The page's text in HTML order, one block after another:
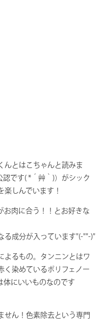
んとはこちゃんと読みま
認です( *´艸｀)）がシック
楽しんでいます！
お肉に合う！！とお好きな
る成分が入っています"(-""-)"
よるもの。タンニンとはワ
く染めているポリフェノー
体にいいものなのです
せん！色素除去という専門